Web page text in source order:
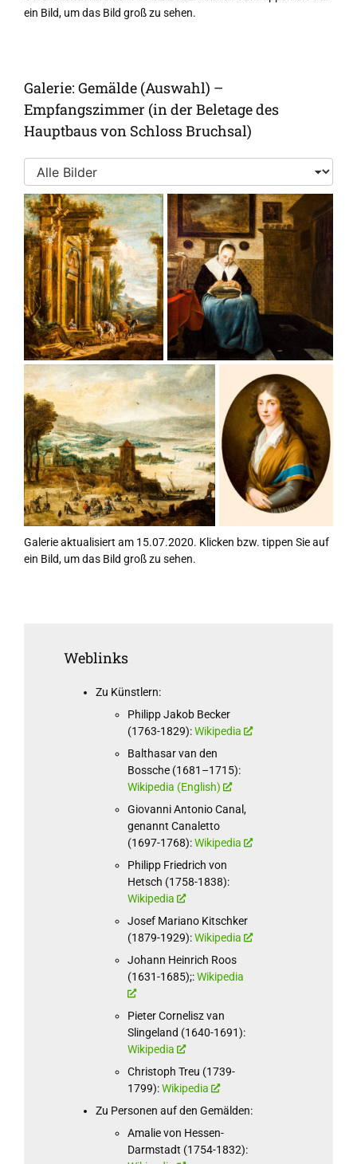
ein Bild, um das Bild groß zu sehen.
Galerie: Gemälde (Auswahl) –
Empfangszimmer (in der Beletage des
Hauptbaus von Schloss Bruchsal)
Galerie aktualisiert am 15.07.2020. Klicken bzw. tippen Sie auf
ein Bild, um das Bild groß zu sehen.
Weblinks
Zu Künstlern:
Philipp Jakob Becker
(1763-1829):Wikipedia
Balthasar van den
Bossche (1681–1715):
Wikipedia (English)
Giovanni Antonio Canal,
genannt Canaletto
(1697-1768):Wikipedia
Philipp Friedrich von
Hetsch (1758-1838):
Wikipedia
Josef Mariano Kitschker
(1879-1929):Wikipedia
Johann Heinrich Roos
(1631-1685);:Wikipedia
Pieter Cornelisz van
Slingeland (1640-1691):
Wikipedia
Christoph Treu (1739-
1799):Wikipedia
Zu Personen auf den Gemälden:
Amalie von Hessen-
Darmstadt (1754-1832):